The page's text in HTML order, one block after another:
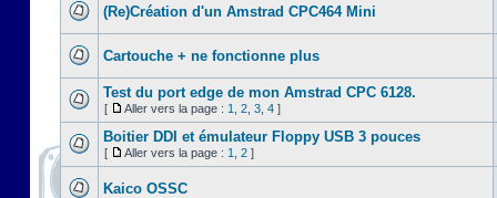
(Re)Création d'un Amstrad CPC464 Mini
Cartouche + ne fonctionne plus
Test du port edge de mon Amstrad CPC 6128.
[ Aller vers la page : 1 2 3 4 ]
Boitier DDI et émulateur Floppy USB 3 pouces
[ Aller vers la page : 1 2 ]
Kaico OSSC